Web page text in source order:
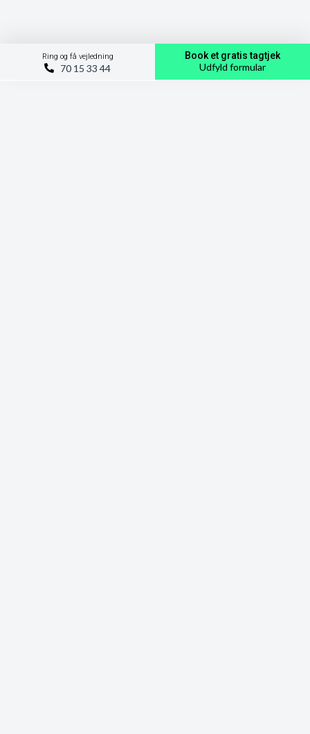
Ring og få vejledning
70 15 33 44
Book et gratis tagtjek
Udfyld formular